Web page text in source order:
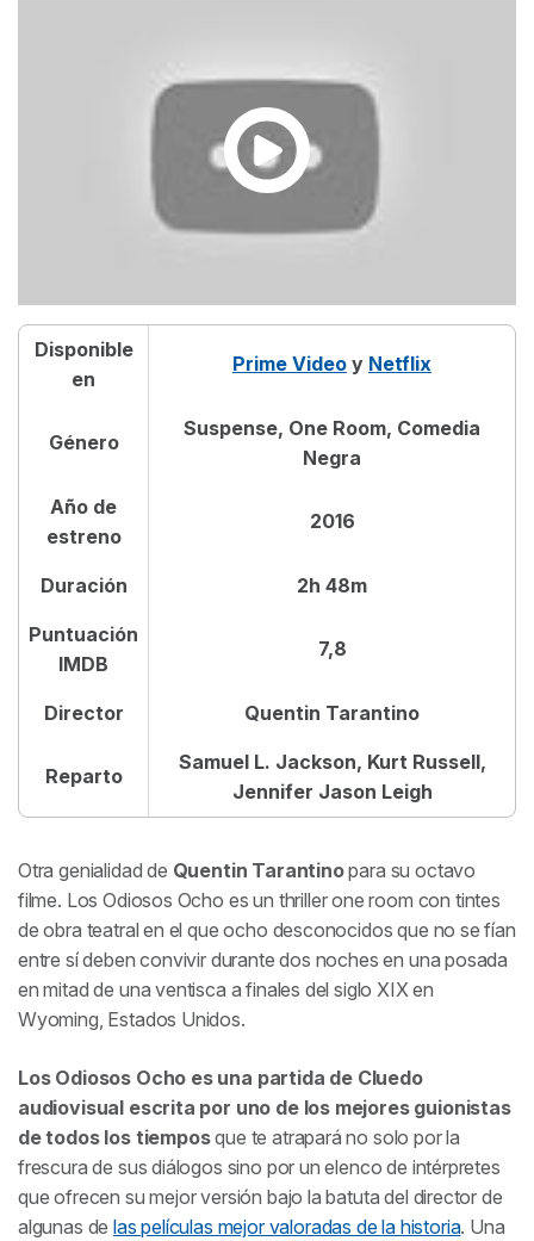
Disponible
en
Prime Video y Netflix
Género
Suspense, One Room, Comedia
Negra
Año de
estreno
2016
Duración 2h 48m
Puntuación
IMDB
7,8
Director Quentin Tarantino
Reparto
Samuel L. Jackson, Kurt Russell,
Jennifer Jason Leigh
Otra genialidad de Quentin Tarantinopara su octavo
filme. Los Odiosos Ocho es un thriller one room con tintes
de obra teatral en el que ocho desconocidos que no se fían
entre sí deben convivir durante dos noches en una posada
en mitad de una ventisca a finales del siglo XIX en
Wyoming, Estados Unidos.
Los Odiosos Ocho es una partida de Cluedo
audiovisual escrita por uno de los mejores guionistas
de todos los tiemposque te atrapará no solo por la
frescura de sus diálogos sino por un elenco de intérpretes
que ofrecen su mejor versión bajo la batuta del director de
algunas delas películas mejor valoradas de la historia. Una